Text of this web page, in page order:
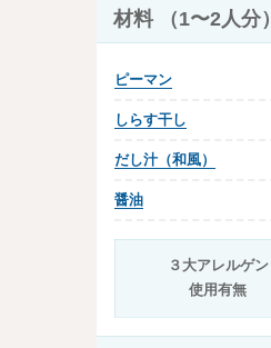
材料 （1〜2人分）
ピーマン
しらす干し
だし汁（和風）
醤油
３大アレルゲン
使用有無